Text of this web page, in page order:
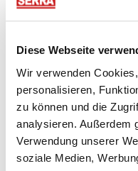
Diese Webseite
Wir verwenden
personalisieren,
zu können und die
analysieren. Außerdem
Verwendung unserer
soziale Medien,
Vorteile für
nach Maß.
Effizienz:
nach
Regionalität:
um St. Gilgen –
Die Kombination aus